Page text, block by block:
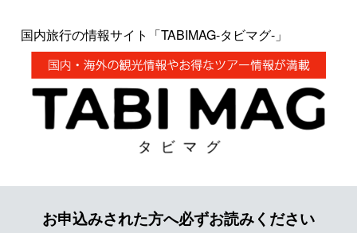
国内旅行の情報サイト「TABIMAG-タビマグ-」
お申込みされた方へ必ずお読みください